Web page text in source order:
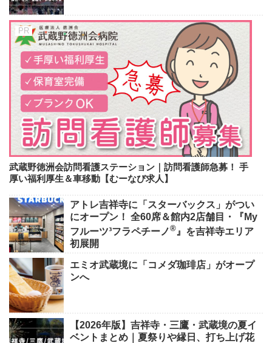
武蔵野徳洲会訪問看護ステーション｜訪問看護師急募！ 手
厚い福利厚生＆車移動【むーなび求人】
アトレ吉祥寺に「スターバックス」がつい
にオープン！ 全60席＆館内2店舗目・『My
フルーツ³フラペチーノ® 』を吉祥寺エリア
初展開
エミオ武蔵境に「コメダ珈琲店」がオープ
ンへ
【2026年版】吉祥寺・三鷹・武蔵境の夏イ
ベントまとめ｜夏祭りや縁日、打ち上げ花